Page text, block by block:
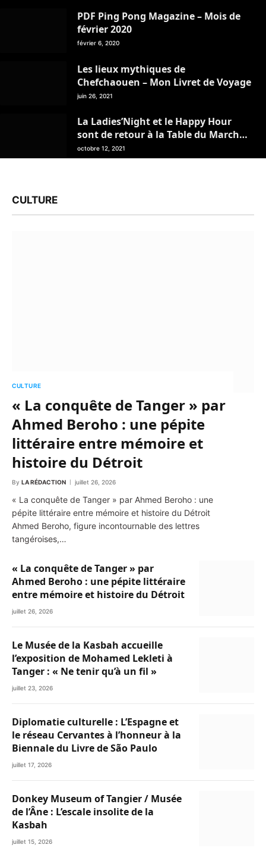
PDF Ping Pong Magazine – Mois de
février 2020
février 6, 2020
Les lieux mythiques de
Chefchaouen – Mon Livret de Voyage
juin 26, 2021
La Ladies’Night et le Happy Hour
sont de retour à la Table du Marché
– Tanger
octobre 12, 2021
CULTURE
CULTURE
« La conquête de Tanger » par
Ahmed Beroho : une pépite
littéraire entre mémoire et
histoire du Détroit
By LA RÉDACTION juillet 26, 2026
« La conquête de Tanger » par Ahmed Beroho : une
pépite littéraire entre mémoire et histoire du Détroit
Ahmed Beroho, figure incontournable des lettres
tangéroises,…
« La conquête de Tanger » par
Ahmed Beroho : une pépite littéraire
entre mémoire et histoire du Détroit
juillet 26, 2026
Le Musée de la Kasbah accueille
l’exposition de Mohamed Lekleti à
Tanger : « Ne tenir qu’à un fil »
juillet 23, 2026
Diplomatie culturelle : L’Espagne et
le réseau Cervantes à l’honneur à la
Biennale du Livre de São Paulo
juillet 17, 2026
Donkey Museum of Tangier / Musée
de l’Âne : L’escale insolite de la
Kasbah
juillet 15, 2026